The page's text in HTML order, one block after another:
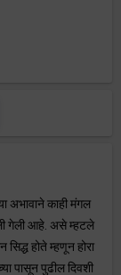
अभावाने काही मंगल
गेली आहे. असे म्हटले
होते म्हणून होरा
पासून पुढील दिवशी